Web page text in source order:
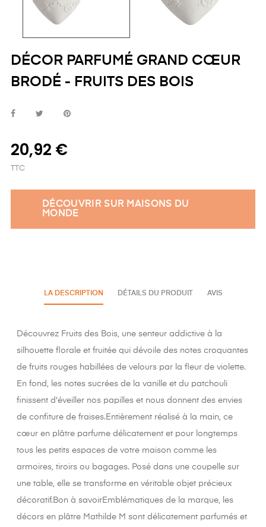
DÉCOR PARFUMÉ GRAND CŒUR
BRODÉ - FRUITS DES BOIS
20,92 €
TTC
DÉCOUVRIR SUR MAISONS DU
MONDE
LA DESCRIPTION DÉTAILS DU PRODUIT AVIS
Découvrez Fruits des Bois, une senteur addictive à la
silhouette florale et fruitée qui dévoile des notes croquantes
de fruits rouges habillées de velours par la fleur de violette.
En fond, les notes sucrées de la vanille et du patchouli
finissent d'éveiller nos papilles et nous donnent des envies
de confiture de fraises.Entièrement réalisé à la main, ce
cœur en plâtre parfume délicatement et pour longtemps
tous les petits espaces de votre maison comme les
armoires, tiroirs ou bagages. Posé dans une coupelle sur
une table, elle se transforme en véritable objet précieux
décoratif.Bon à savoirEmblématiques de la marque, les
décors en plâtre Mathilde M sont délicatement parfumés et